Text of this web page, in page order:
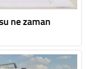
ne zaman